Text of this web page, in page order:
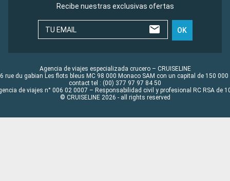
Recibe nuestras exclusivas ofertas
TU EMAIL OK
Agencia de viajes especializada crucero – CRUISELINE
rue du gabian Les flots bleus MC 98 000 Monaco SAM con un capital de 150 000
contact tel : (00) 377 97 97 84 50
de viajes n° 006 02 0007 – Responsabilidad civil y profesional RC RSA de
© CRUISELINE 2026 - all rights reserved